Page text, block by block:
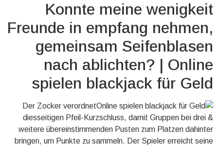
Konnte meine wenigkeit
Freunde in empfang nehmen,
gemeinsam Seifenblasen
nach ablichten? | Online
spielen blackjack für Geld
Der Zocker verordnet
diesseitigen Pfeil-Kurzschluss, damit Gruppen bei drei &
weitere übereinstimmenden Pusten zum Platzen dahinter
bringen, um Punkte zu sammeln. Der Spieler erreicht seine